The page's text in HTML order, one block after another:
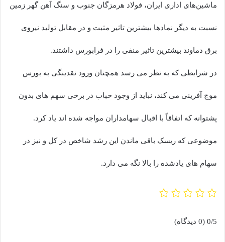
ماشین‌های اداری ایران، فولاد هرمزگان جنوب و سنگ آهن گهر زمین
نسبت به دیگر نمادها بیشترین تاثیر مثبت و در مقابل تولید نیروی
برق دماوند بیشترین تاثیر منفی را در فرابورس داشتند.
در شرایطی که به نظر می رسد همچنان ورود نقدینگی به بورس
موج آفرینی می کند، نباید از وجود حباب در برخی سهم های بدون
پشتوانه که اتفاقاً با اقبال سهامداران مواجه شده اند یاد کرد.
موضوعی که ریسک باقی ماندن این رشد شاخص در کل و نیز در
سهام های یادشده را بالا نگه می دارد.
0/5 (0 دیدگاه)